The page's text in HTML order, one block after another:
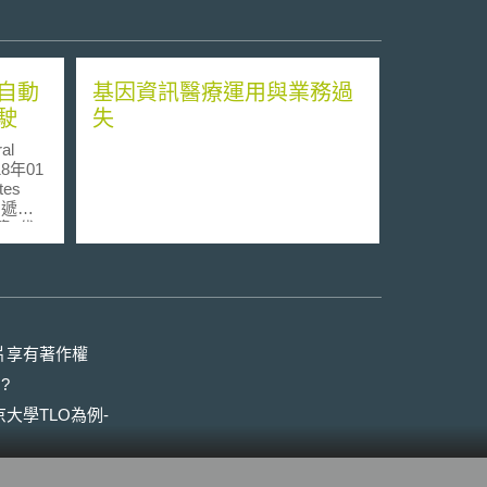
動
年01
出
4代
向盤
國舊
提
日早
中
基因資訊醫療運用與業務過
失
享有著作權
大學TLO為例-